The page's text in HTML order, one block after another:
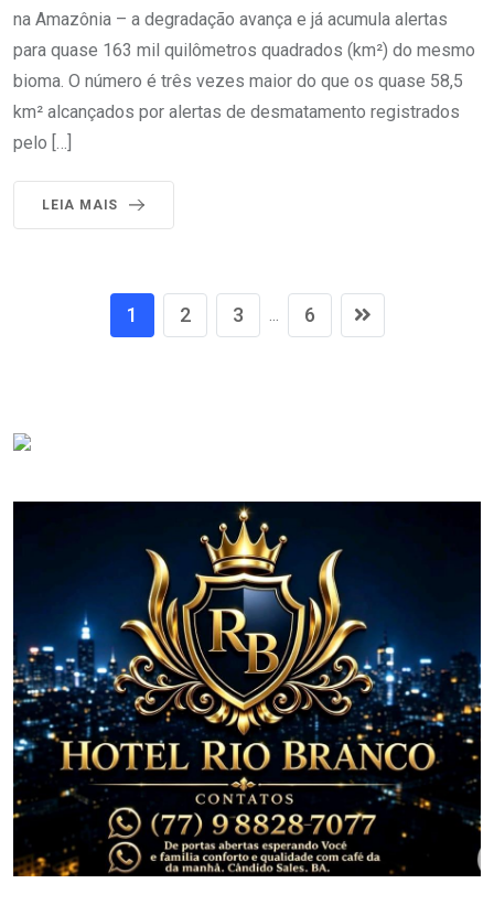
na Amazônia – a degradação avança e já acumula alertas
para quase 163 mil quilômetros quadrados (km²) do mesmo
bioma. O número é três vezes maior do que os quase 58,5
km² alcançados por alertas de desmatamento registrados
pelo […]
LEIA MAIS
1 2 3 6